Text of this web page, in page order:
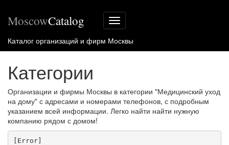
Меню
сайта
MoscowCatalog
Каталог организаций и фирм Москвы
Категории
Организации и фирмы Москвы в категории "Медицинский уход
на дому" с адресами и номерами телефонов, с подробным
указанием всей информации. Легко найти найти нужную
компанию рядом с домом!
[Error]